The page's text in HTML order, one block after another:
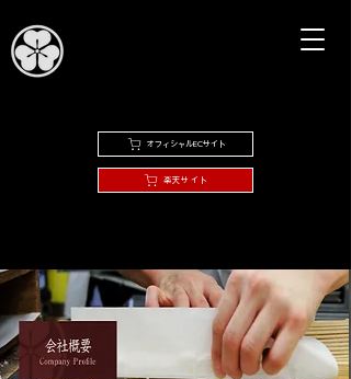
オフィシャルECサイト
楽天サイト